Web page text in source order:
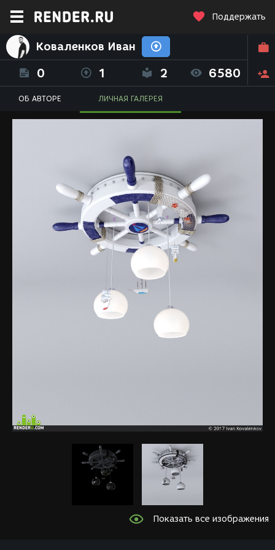
Поддержать
Коваленков Иван
0 1 2 6580
ОБ АВТОРЕ ЛИЧНАЯ ГАЛЕРЕЯ
Показать все изображения